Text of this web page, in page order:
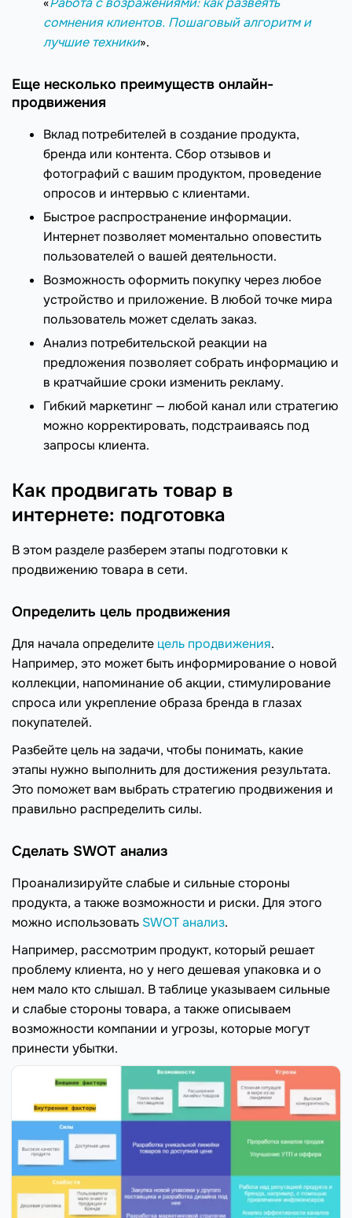
сомнения клиентов. Пошаговый алгоритм и
лучшие техники».
Еще несколько преимуществ онлайн-
продвижения
Вклад потребителей в создание продукта,
бренда или контента. Сбор отзывов и
фотографий с вашим продуктом, проведение
опросов и интервью с клиентами.
Быстрое распространение информации.
Интернет позволяет моментально оповестить
пользователей о вашей деятельности.
Возможность оформить покупку через любое
устройство и приложение. В любой точке мира
пользователь может сделать заказ.
Анализ потребительской реакции на
предложения позволяет собрать информацию и
в кратчайшие сроки изменить рекламу.
Гибкий маркетинг — любой канал или стратегию
можно корректировать, подстраиваясь под
запросы клиента.
Как продвигать товар в
интернете: подготовка
В этом разделе разберем этапы подготовки к
продвижению товара в сети.
Определить цель продвижения
Для начала определите цель продвижения.
Например, это может быть информирование о новой
коллекции, напоминание об акции, стимулирование
спроса или укрепление образа бренда в глазах
покупателей.
Разбейте цель на задачи, чтобы понимать, какие
этапы нужно выполнить для достижения результата.
Это поможет вам выбрать стратегию продвижения и
правильно распределить силы.
Сделать SWOT анализ
Проанализируйте слабые и сильные стороны
продукта, а также возможности и риски. Для этого
можно использовать SWOT анализ.
Например, рассмотрим продукт, который решает
проблему клиента, но у него дешевая упаковка и о
нем мало кто слышал. В таблице указываем сильные
и слабые стороны товара, а также описываем
возможности компании и угрозы, которые могут
принести убытки.